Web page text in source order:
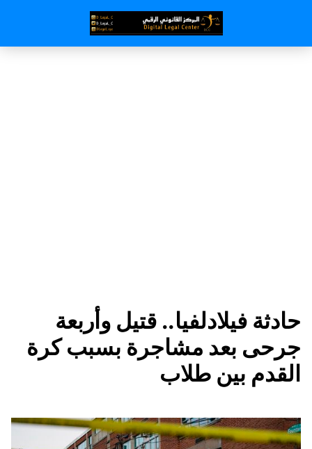
حادثة فيلادلفيا.. قتيل وأربعة
جرحى بعد مشاجرة بسبب كرة
القدم بين طلاب